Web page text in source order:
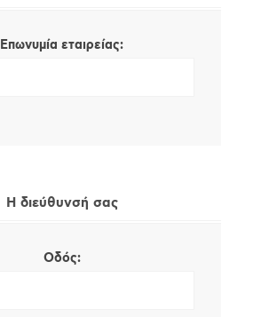
Επωνυμία εταιρείας:
Η διεύθυνσή σας
Οδός: